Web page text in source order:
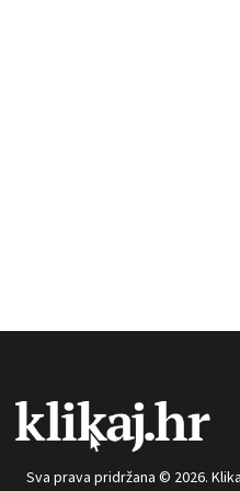
Sva prava pridržana © 2026.